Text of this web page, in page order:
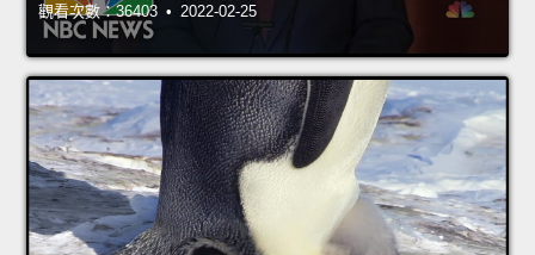
觀看次數：36403 • 2022-02-25